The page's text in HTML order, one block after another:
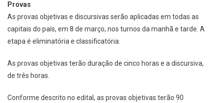
Provas
As provas objetivas e discursivas serão aplicadas em todas as
capitais do país, em 8 de março, nos turnos da manhã e tarde. A
etapa é eliminatória e classificatória.
As provas objetivas terão duração de cinco horas e a discursiva,
de três horas.
Conforme descrito no edital, as provas objetivas terão 90